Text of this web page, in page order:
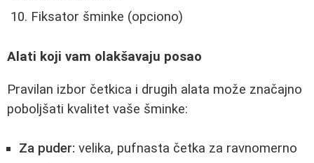
Fiksator šminke (opciono)
Alati koji vam olakšavaju posao
Pravilan izbor četkica i drugih alata može značajno
poboljšati kvalitet vaše šminke:
Za puder: velika, pufnasta četka za ravnomerno